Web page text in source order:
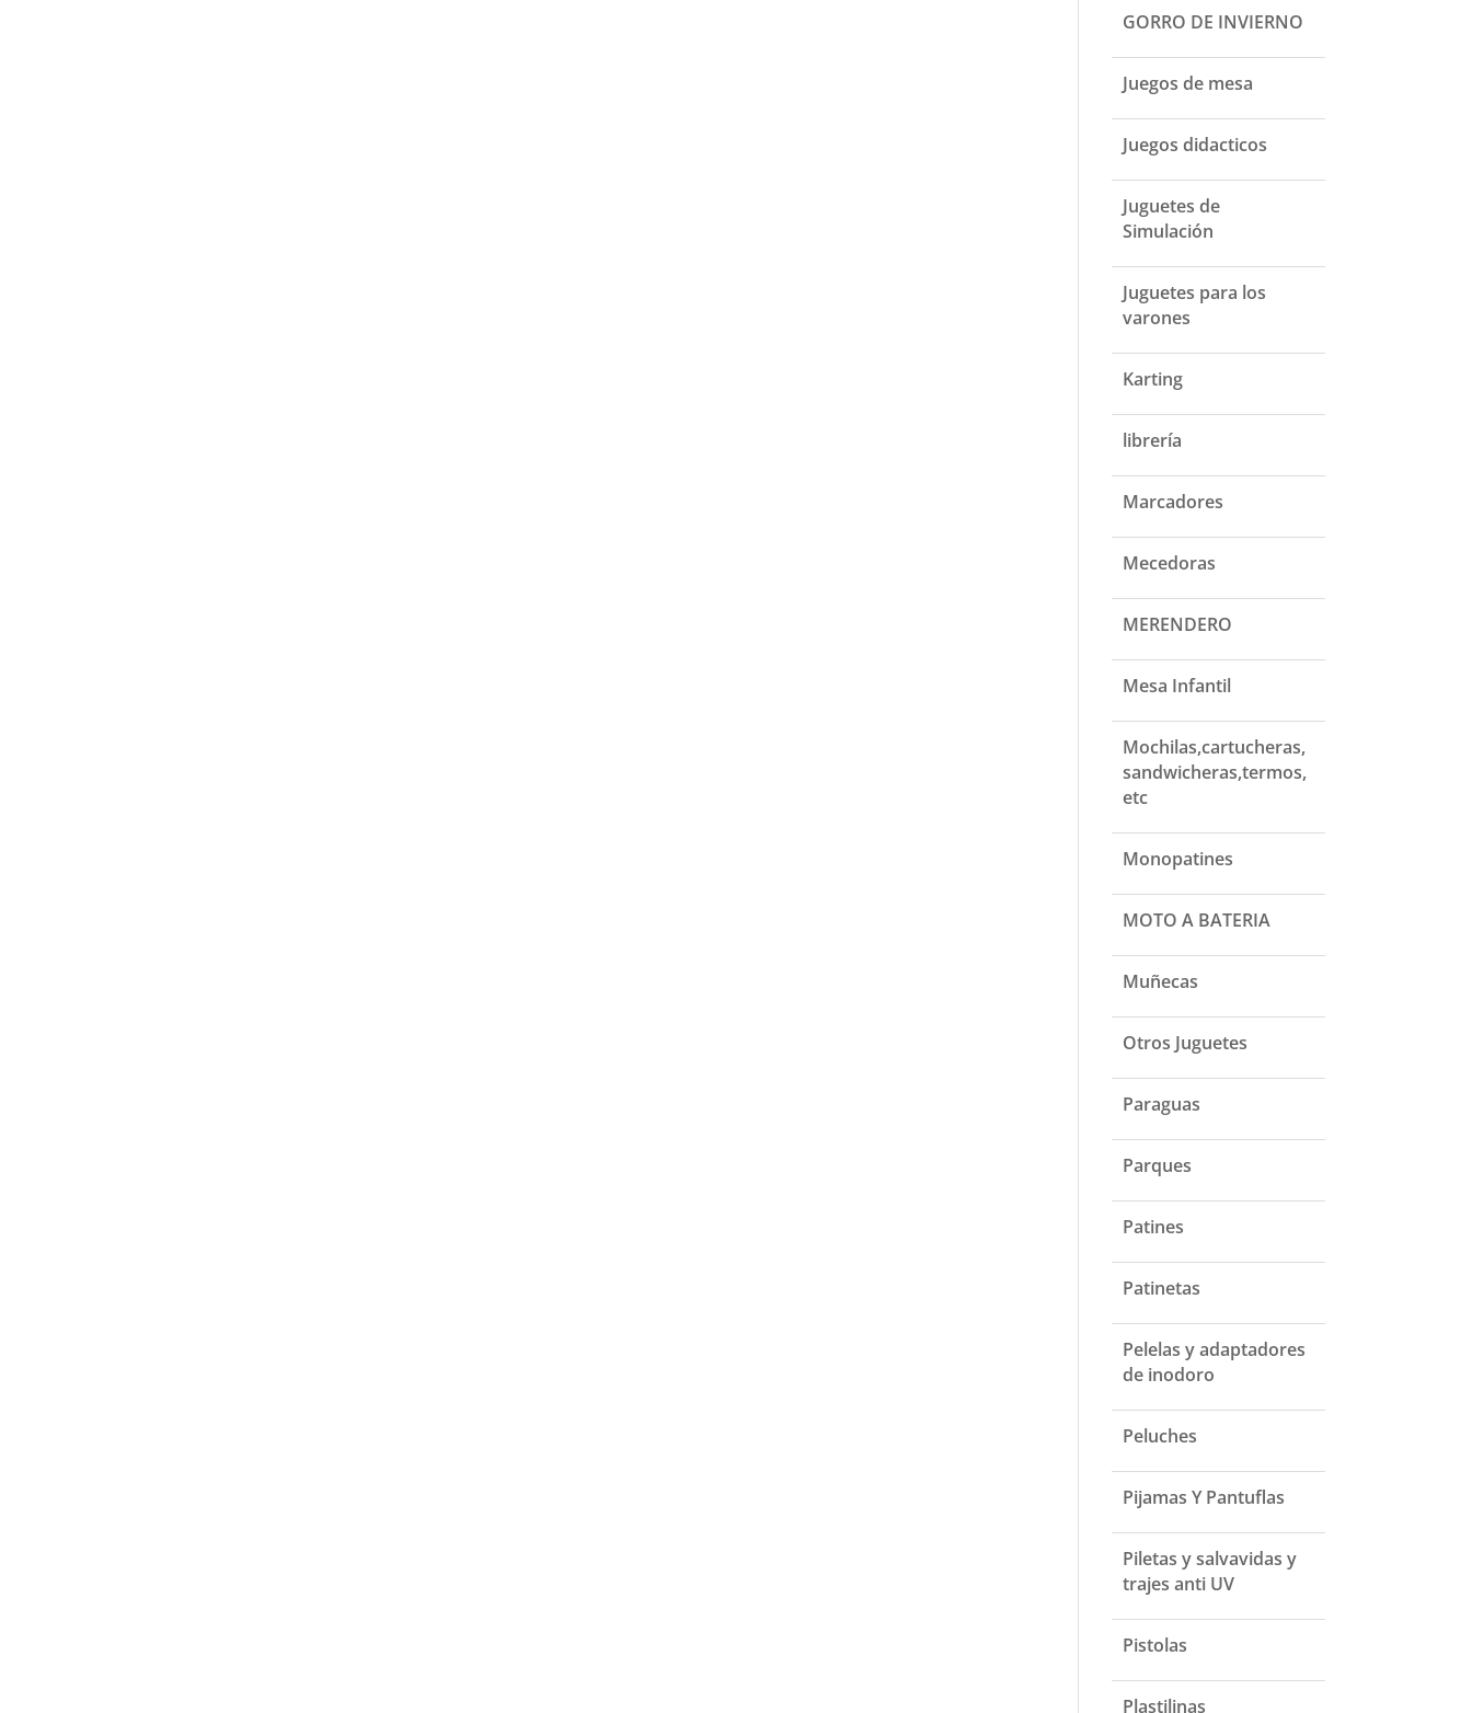
GORRO DE INVIERNO
Juegos de mesa
Juegos didacticos
Juguetes de
Simulación
Juguetes para los
varones
Karting
librería
Marcadores
Mecedoras
MERENDERO
Mesa Infantil
Mochilas,cartucheras,
sandwicheras,termos,
etc
Monopatines
MOTO A BATERIA
Muñecas
Otros Juguetes
Paraguas
Parques
Patines
Patinetas
Pelelas y adaptadores
de inodoro
Peluches
Pijamas Y Pantuflas
Piletas y salvavidas y
trajes anti UV
Pistolas
Plastilinas